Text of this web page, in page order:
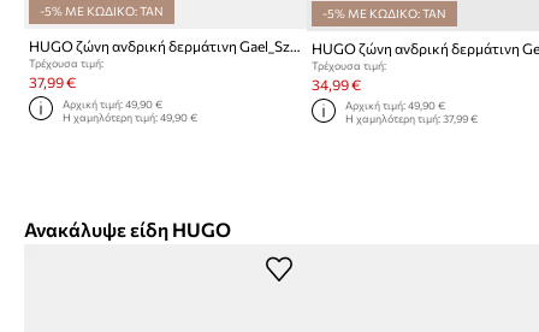
-5% ΜΕ ΚΩΔΙΚΟ: TAN
HUGO ζώνη ανδρική δερμάτινη Gael_Sz30
Τρέχουσα τιμή:
37,99 €
Αρχική τιμή:49,90 €
Η χαμηλότερη τιμή:49,90 €
-5% ΜΕ ΚΩΔΙΚΟ: TAN
Τρέχουσα τιμή:
34,99 €
Αρχική τιμή: 49,90 €
Η χαμηλότερη τιμή: 37,99 €
Ανακάλυψε είδη HUGO